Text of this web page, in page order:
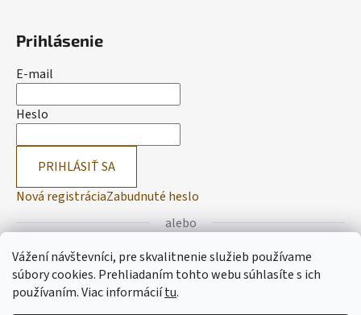
Vážení návštevníci, pre skvalitnenie služieb používame
súbory cookies. Prehliadaním tohto webu súhlasíte s ich
používaním.Viac informáciítu.
Prihlásenie
E-mail
Heslo
PRIHLÁSIŤ SA
Nová registráciaZabudnuté heslo
alebo
Prihlásiť sa cez Facebook
Prihlásiť sa cez Google